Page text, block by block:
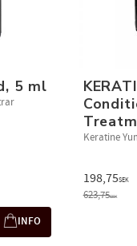
5 ml
INFO
Keratine
198,75SEK
623,75SEK